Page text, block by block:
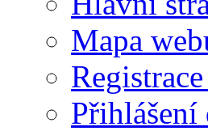
Mapa
Přihlášení